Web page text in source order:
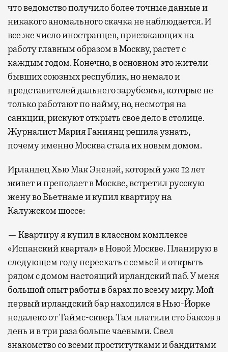
что ведомство получило более точные данные и
никакого аномального скачка не наблюдается. И
все же число иностранцев, приезжающих на
работу главным образом в Москву, растет с
каждым годом. Конечно, в основном это жители
бывших союзных республик, но немало и
представителей дальнего зарубежья, которые не
только работают по найму, но, несмотря на
санкции, рискуют открыть свое дело в столице.
Журналист Мария Ганиянц решила узнать,
почему именно Москва стала их новым домом.
Ирландец Хью Мак Эненэй, который уже 12 лет
живет и преподает в Москве, встретил русскую
жену во Вьетнаме и купил квартиру на
Калужском шоссе:
— Квартиру я купил в классном комплексе
«Испанский квартал» в Новой Москве. Планирую в
следующем году переехать с семьей и открыть
рядом с домом настоящий ирландский паб. У меня
большой опыт работы в барах по всему миру. Мой
первый ирландский бар находился в Нью-Йорке
недалеко от Таймс-сквер. Там платили сто баксов в
день и в три раза больше чаевыми. Свел
знакомство со всеми проститутками и бандитами